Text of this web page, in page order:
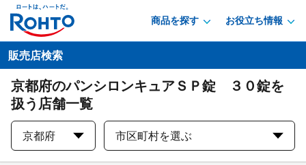
商品を探す お役立ち情報
販売店検索
京都府のパンシロンキュアＳＰ錠 ３０錠を
扱う店舗一覧
京都府 市区町村を選ぶ